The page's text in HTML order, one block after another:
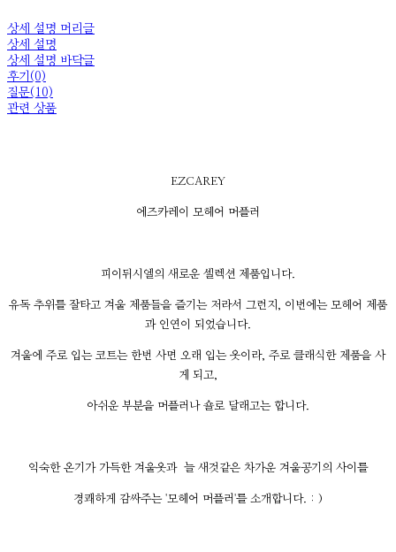
상세 설명 머리글
상세 설명
상세 설명 바닥글
후기(0)
질문(10)
관련 상품
EZCAREY
에즈카레이 모헤어 머플러
피이뒤시엘의 새로운 셀렉션 제품입니다.
유독 추위를 잘타고 겨울 제품들을 즐기는 저라서 그런지, 이번에는 모헤어 제품
과 인연이 되었습니다.
겨울에 주로 입는 코트는 한번 사면 오래 입는 옷이라, 주로 클래식한 제품을 사
게 되고,
아쉬운 부분을 머플러나 숄로 달래고는 합니다.
익숙한 온기가 가득한 겨울옷과 늘 새것같은 차가운 겨울공기의 사이를
경쾌하게 감싸주는 '모헤어 머플러'를 소개합니다. : )